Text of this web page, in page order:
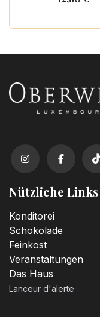
Nützliche Links
Konditorei
Schokolade
Feinkost
Veranstaltungen
Das Haus
Lanceur d'alerte